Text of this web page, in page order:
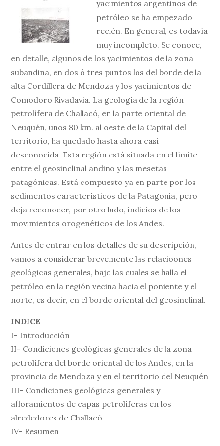
yacimientos argentinos de
petróleo se ha empezado
recién. En general, es todavía
muy incompleto. Se conoce,
en detalle, algunos de los yacimientos de la zona
subandina, en dos ó tres puntos los del borde de la
alta Cordillera de Mendoza y los yacimientos de
Comodoro Rivadavia. La geología de la región
petrolífera de Challacó, en la parte oriental de
Neuquén, unos 80 km. al oeste de la Capital del
territorio, ha quedado hasta ahora casi
desconocida. Esta región está situada en el límite
entre el geosinclinal andino y las mesetas
patagónicas. Está compuesto ya en parte por los
sedimentos característicos de la Patagonia, pero
deja reconocer, por otro lado, indicios de los
movimientos orogenéticos de los Andes.
Antes de entrar en los detalles de su descripción,
vamos a considerar brevemente las relacioones
geológicas generales, bajo las cuales se halla el
petróleo en la región vecina hacia el poniente y el
norte, es decir, en el borde oriental del geosinclinal.
INDICE
I- Introducción
II- Condiciones geológicas generales de la zona
petrolífera del borde oriental de los Andes, en la
provincia de Mendoza y en el territorio del Neuquén
III- Condiciones geológicas generales y
afloramientos de capas petrolíferas en los
alrededores de Challacó
IV- Resumen